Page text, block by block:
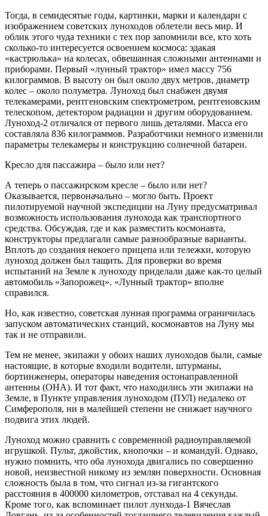
Тогда, в семидесятые годы, картинки, марки и календари с
изображением советских луноходов облетели весь мир. И
облик этого чуда техники с тех пор запомнили все, кто хоть
сколько-то интересуется освоением космоса: эдакая
«кастрюлька» на колесах, обвешанная сложными антеннами и
приборами. Первый «лунный трактор» имел массу 756
килограммов. В высоту он был около двух метров, диаметр
колес – около полуметра. Луноход был снабжен двумя
телекамерами, рентгеновским спектрометром, рентгеновским
телескопом, детектором радиации и другим оборудованием.
Луноход-2 отличался от первого лишь деталями. Масса его
составляла 836 килограммов. Разработчики немного изменили
параметры телекамеры и конструкцию солнечной батареи.
Кресло для пассажира – было или нет?
А теперь о пассажирском кресле – было или нет?
Оказывается, первоначально – могло быть. Проект
пилотируемой научной экспедиции на Луну предусматривал
возможность использования лунохода как транспортного
средства. Обсуждая, где и как разместить космонавта,
конструкторы предлагали самые разнообразные варианты.
Вплоть до создания некоего прицепа или тележки, которую
луноход должен был тащить. Для проверки во время
испытаний на Земле к луноходу приделали даже как-то целый
автомобиль «Запорожец». «Лунный трактор» вполне
справился.
Но, как известно, советская лунная программа ограничилась
запуском автоматических станций, космонавтов на Луну мы
так и не отправили.
Тем не менее, экипажи у обоих наших луноходов были, самые
настоящие, в которые входили водители, штурманы,
бортинженеры, операторы наведения остонаправленной
антенны (ОНА). И тот факт, что находились эти экипажи на
Земле, в Пункте управления луноходом (ПУЛ) недалеко от
Симферополя, ни в малейшей степени не снижает научного
подвига этих людей.
Луноход можно сравнить с современной радиоуправляемой
игрушкой. Пульт, джойстик, кнопочки – и командуй. Однако,
нужно помнить, что оба лунохода двигались по совершенно
новой, неизвестной никому из землян поверхности. Основная
сложность была в том, что сигнал из-за гигантского
расстояния в 400000 километров, отставал на 4 секунды.
Кроме того, как вспоминает пилот лунхода-1 Вячеслав